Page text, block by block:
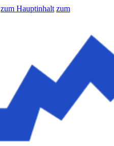
zum Hauptinhalt zum